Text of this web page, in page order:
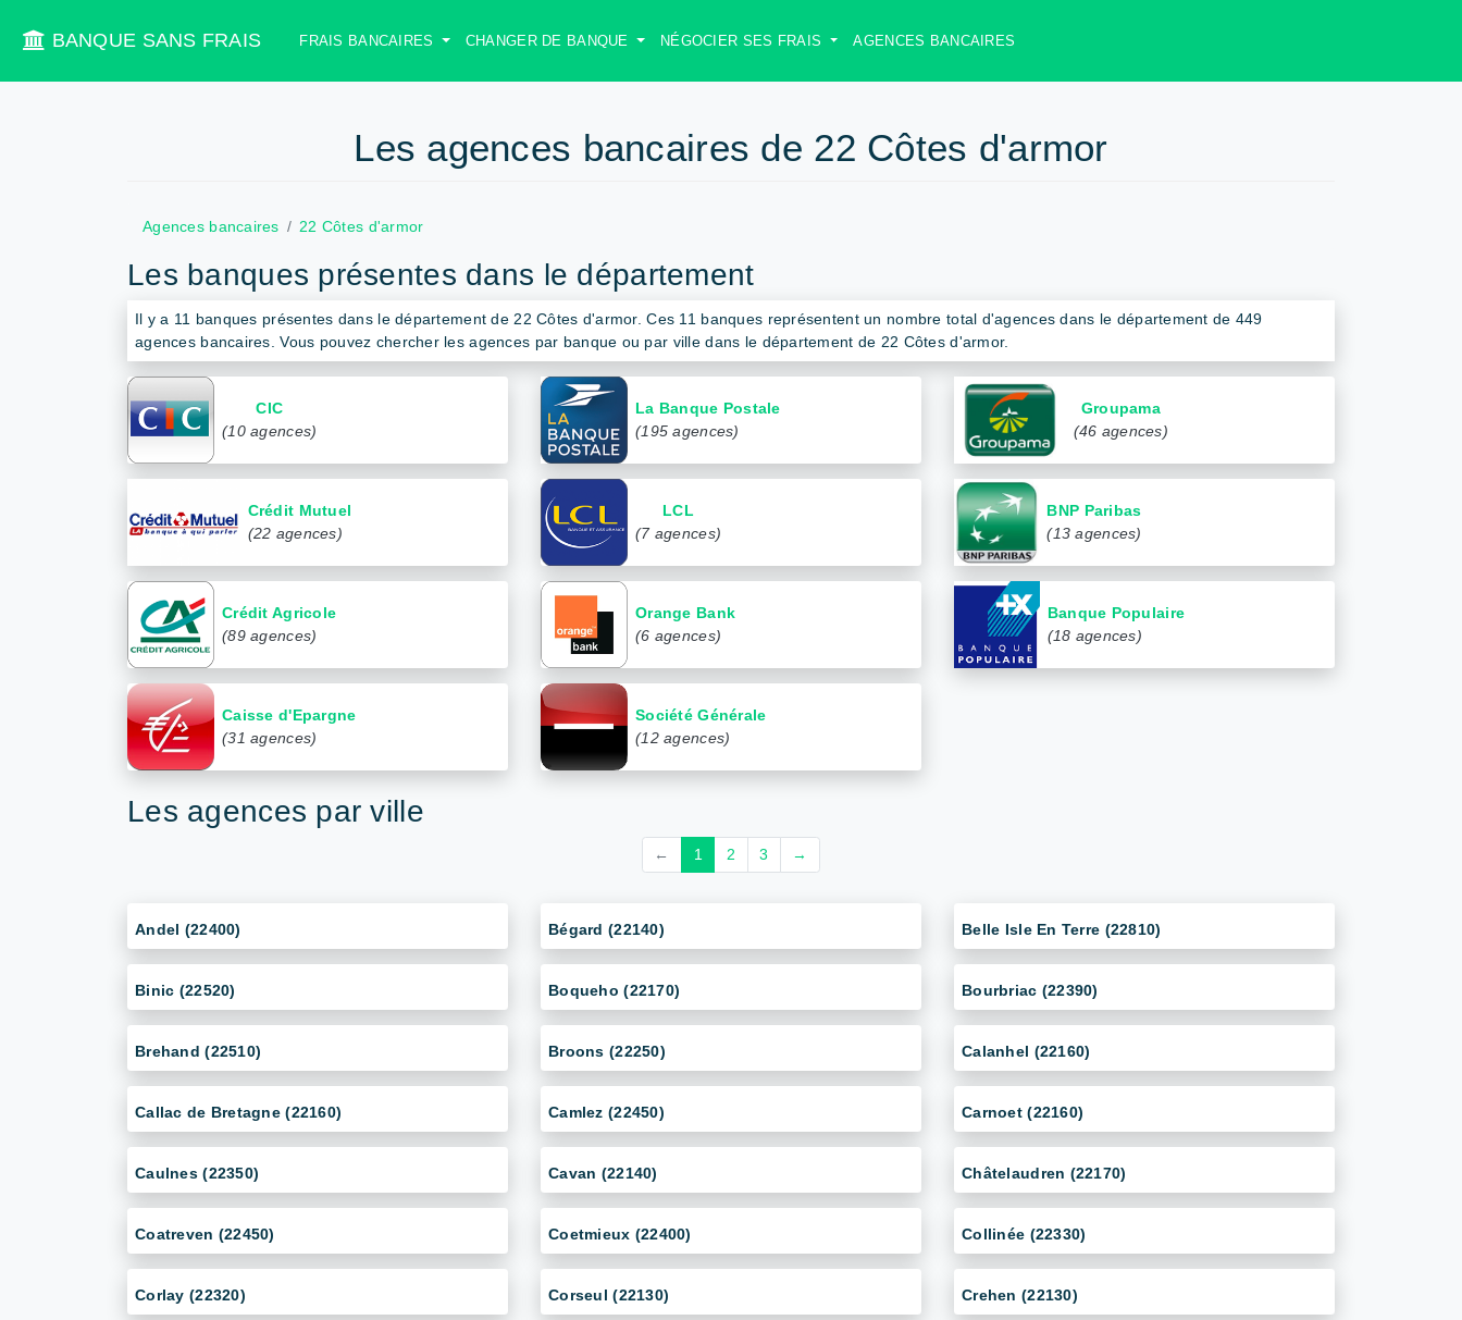
BANQUE SANS FRAIS FRAIS BANCAIRES CHANGER DE BANQUE NÉGOCIER SES FRAIS AGENCES BANCAIRES
Les agences bancaires de 22 Côtes d'armor
Agences bancaires 22 Côtes d'armor
Les banques présentes dans le département
Il y a 11 banques présentes dans le département de 22 Côtes d'armor. Ces 11 banques représentent un nombre total d'agences dans le département de 449
agences bancaires. Vous pouvez chercher les agences par banque ou par ville dans le département de 22 Côtes d'armor.
CIC
(10 agences)
La Banque Postale
(195 agences)
Groupama
(46 agences)
Crédit Mutuel
(22 agences)
LCL
(7 agences)
BNP Paribas
(13 agences)
Crédit Agricole
(89 agences)
Orange Bank
(6 agences)
Banque Populaire
(18 agences)
Caisse d'Epargne
(31 agences)
Société Générale
(12 agences)
Les agences par ville
← 1 2 3 →
Andel (22400) Bégard (22140) Belle Isle En Terre (22810)
Binic (22520) Boqueho (22170) Bourbriac (22390)
Brehand (22510) Broons (22250) Calanhel (22160)
Callac de Bretagne (22160) Camlez (22450) Carnoet (22160)
Caulnes (22350) Cavan (22140) Châtelaudren (22170)
Coatreven (22450) Coetmieux (22400) Collinée (22330)
Corlay (22320) Corseul (22130) Crehen (22130)